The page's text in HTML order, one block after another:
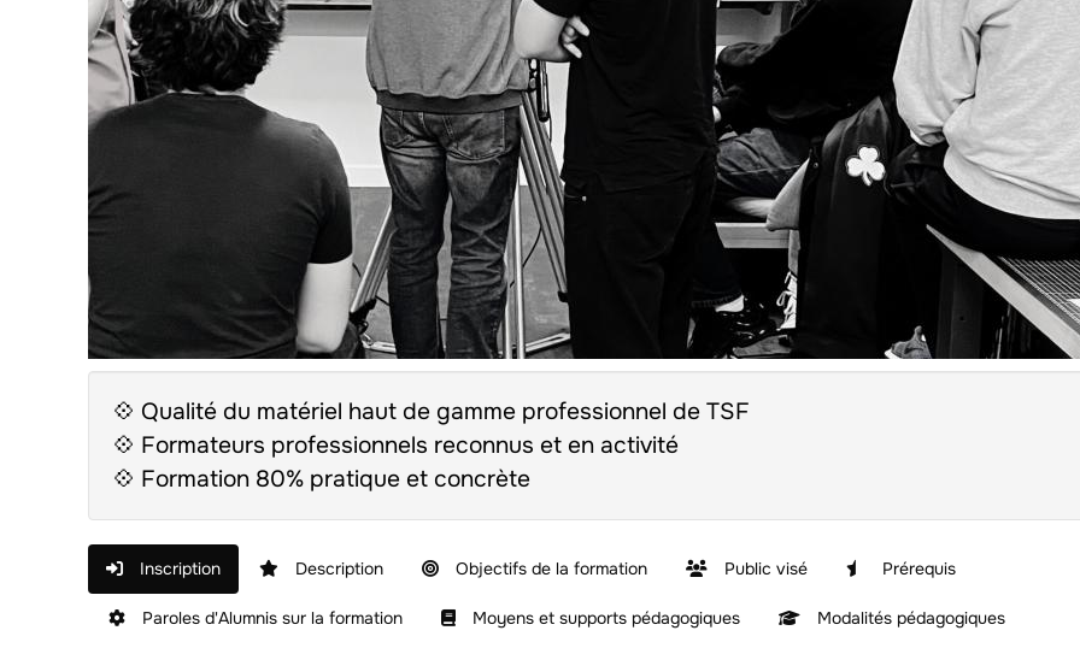
💠 Qualité du matériel haut de gamme professionnel de TSF
💠 Formateurs professionnels reconnus et en activité
💠 Formation 80% pratique et concrète
Inscription Description Objectifs de la formation Public visé Prérequis
Paroles d'Alumnis sur la formation Moyens et supports pédagogiques Modalités pédagogiques